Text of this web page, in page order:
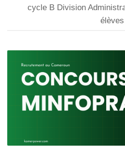
cycle B Division
élèves